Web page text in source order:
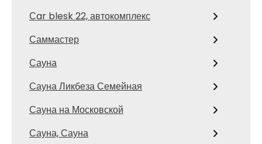
Сar blesk 22, автокомплекс
Саммастер
Сауна
Сауна Ликбеза Семейная
Сауна на Московской
Сауна, Сауна